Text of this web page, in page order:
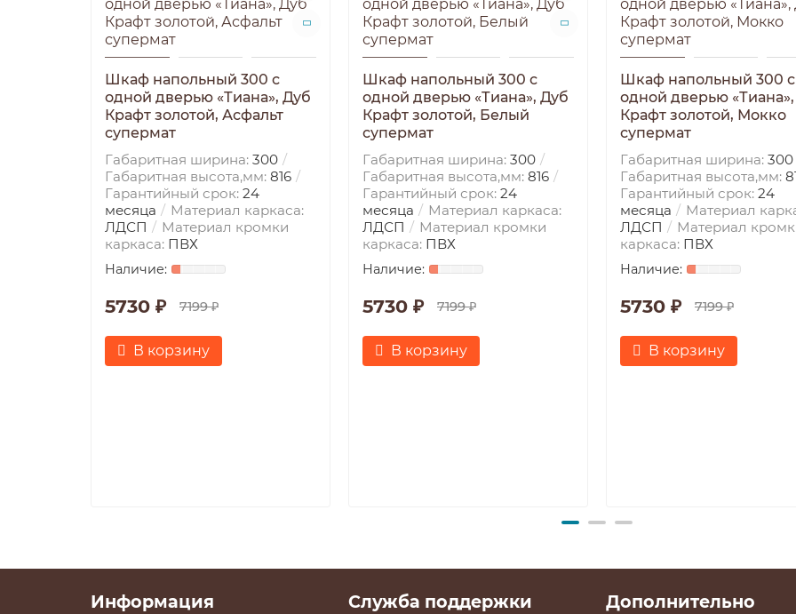
Шкаф напольный 300 с
одной дверью «Тиана», Дуб
Крафт золотой, Асфальт
супермат
Габаритная ширина: 300
Габаритная высота,мм: 816
Гарантийный срок: 24
месяца
Материал каркаса:
ЛДСП
Материал кромки
каркаса: ПВХ
5730 ₽ 7199 ₽
В корзину
Шкаф напольный 300 с
одной дверью «Тиана», Дуб
Крафт золотой, Белый
супермат
Габаритная ширина: 300
Габаритная высота,мм: 816
Гарантийный срок: 24
месяца
Материал каркаса:
ЛДСП
Материал кромки
каркаса: ПВХ
5730 ₽ 7199 ₽
В корзину
Шкаф напольный 300 с
одной дверью
Крафт золотой, Мокко
супермат
Габаритная ширина: 300
Габаритная высота,мм:
Гарантийный срок: 24
месяца
Материал
ЛДСП
Материал
каркаса: ПВХ
5730 ₽ 7199 ₽
В корзину
Информация Служба поддержки Дополнительно